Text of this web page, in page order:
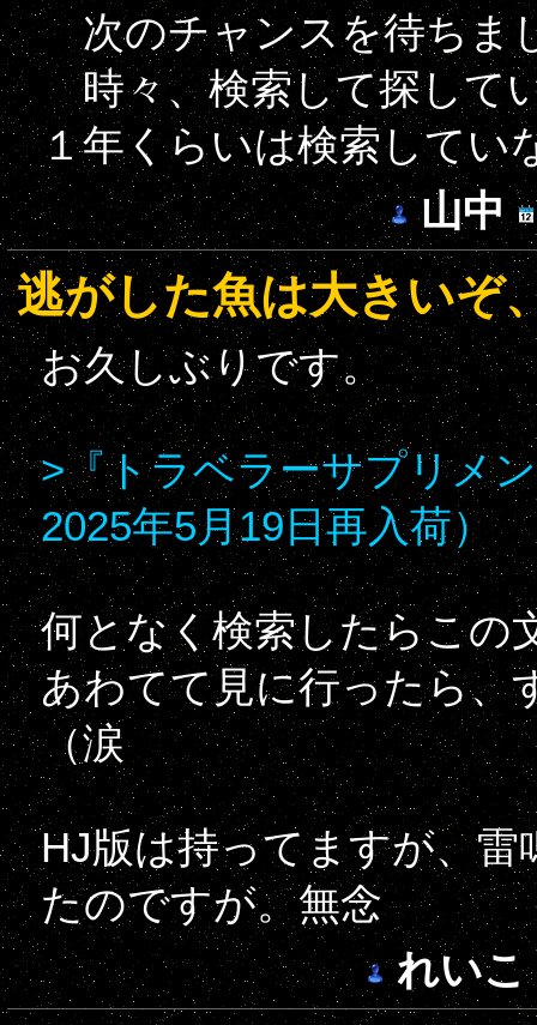
次のチャンスを待ちま
時々、検索して探して
１年くらいは検索してい
山中
逃がした魚は大きいぞ
お久しぶりです。
>『トラベラーサプリメ
2025年5月19日再入荷）
何となく検索したらこの
あわてて見に行ったら、
（涙
HJ版は持ってますが、
たのですが。無念
れいこ